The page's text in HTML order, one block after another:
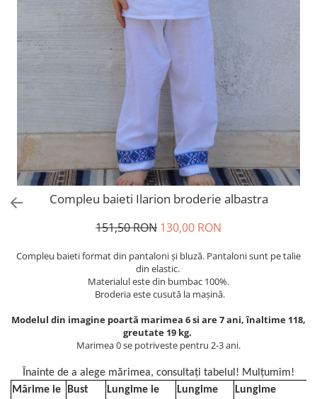
Compleu baieti Ilarion broderie albastra
151,50 RON 130,00 RON
Compleu baieti format din pantaloni și bluză. Pantaloni sunt pe talie
din elastic.
Materialul este din bumbac 100%.
Broderia este cusută la mașină.
Modelul din imagine poartă marimea 6 si are 7 ani, înaltime 118,
greutate 19 kg.
Marimea 0 se potriveste pentru 2-3 ani.
Înainte de a alege mărimea, consultați tabelul! Mulțumim!
Mărime ie
Bust
Lungime ie
Lungime
Lungime